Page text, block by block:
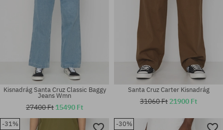
Kisnadrág Santa Cruz Classic Baggy
Jeans Wmn
27400 Ft 15490 Ft
Santa Cruz Carter Kisnadrág
31060 Ft 21900 Ft
-31% -30%